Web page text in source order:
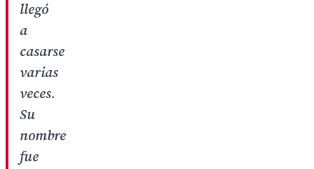
llegó
a
casarse
varias
veces.
Su
nombre
fue